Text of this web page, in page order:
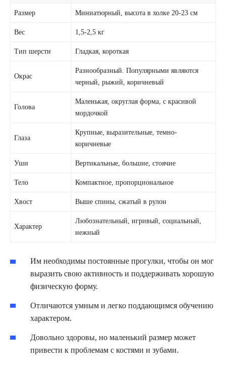
Размер Миниатюрный, высота в холке 20-23 см
Вес 1,5-2,5 кг
Тип шерсти Гладкая, короткая
Окрас
Разнообразный. Популярными являются
черный, рыжий, коричневый
Голова
Маленькая, округлая форма, с красивой
мордочкой
Глаза
Крупные, выразительные, темно-
коричневые
Уши Вертикальные, большие, стоячие
Тело Компактное, пропорциональное
Хвост Выше спины, сжатый в рулон
Характер
Любознательный, игривый, социальный,
нежный
Им необходимы постоянные прогулки, чтобы он мог
выразить свою активность и поддерживать хорошую
физическую форму.
Отличаются умным и легко поддающимся обучению
характером.
Довольно здоровы, но маленький размер может
привести к проблемам с костями и зубами.